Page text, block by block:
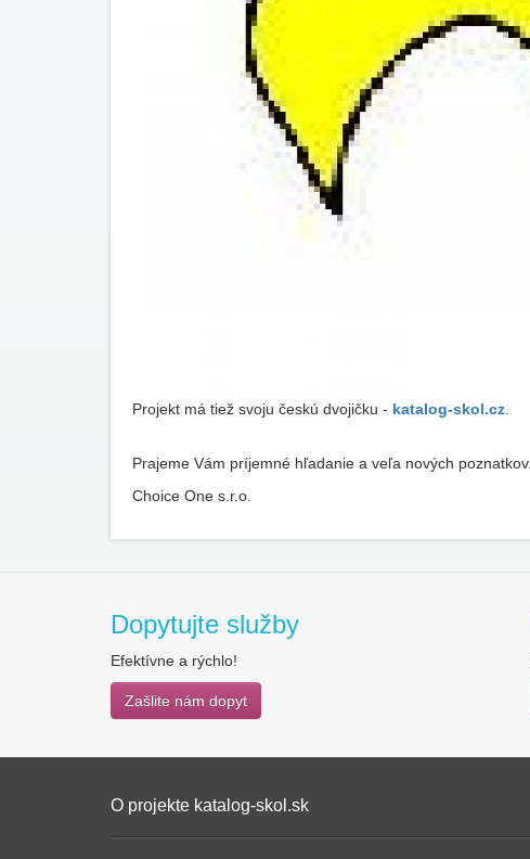
Projekt má tiež svoju českú dvojičku - katalog-skol.cz
Prajeme Vám príjemné hľadanie a veľa nových poznatkov.
Choice One s.r.o.
Dopytujte služby
Efektívne a rýchlo!
Zašlite nám dopyt
O projekte katalog-skol.sk